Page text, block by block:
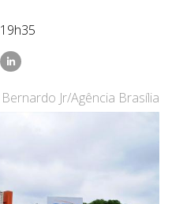
Jr/Agência Brasília